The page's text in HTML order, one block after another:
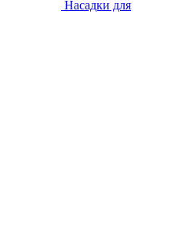
Насадки для